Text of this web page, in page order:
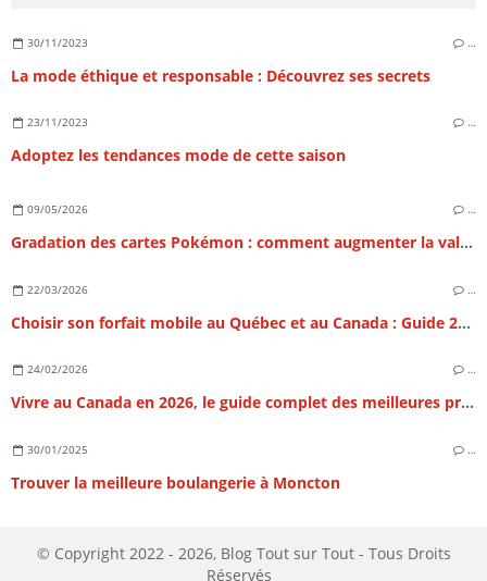
30/11/2023 …
La mode éthique et responsable : Découvrez ses secrets
23/11/2023 …
Adoptez les tendances mode de cette saison
09/05/2026 …
Gradation des cartes Pokémon : comment augmenter la valeur de sa collection ?
22/03/2026 …
Choisir son forfait mobile au Québec et au Canada : Guide 2026
24/02/2026 …
Vivre au Canada en 2026, le guide complet des meilleures provinces
30/01/2025 …
Trouver la meilleure boulangerie à Moncton
© Copyright 2022 - 2026, Blog Tout sur Tout - Tous Droits
Réservés